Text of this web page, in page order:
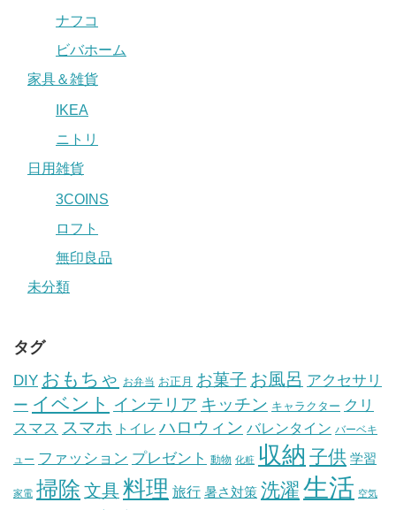
ナフコ
ビバホーム
家具＆雑貨
IKEA
ニトリ
日用雑貨
3COINS
ロフト
無印良品
未分類
タグ
DIY おもちゃ お弁当 お正月 お菓子 お風呂 アクセサリ
ー イベント インテリア キッチン キャラクター クリ
スマス スマホ トイレ ハロウィン バレンタイン バーベキ
ュー ファッション プレゼント 動物 化粧 収納 子供 学習
家電 掃除 文具料理 旅行 暑さ対策 洗濯 生活 空気